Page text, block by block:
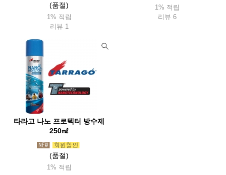
(품절)
1% 적립
리뷰 1
1% 적립
리뷰 6
타라고 나노 프로텍터 방수제
250㎖
(품절)
1% 적립